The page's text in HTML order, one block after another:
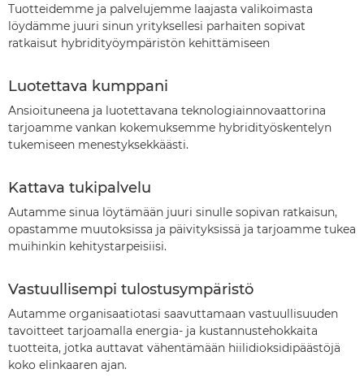
Tuotteidemme ja palvelujemme laajasta valikoimasta
löydämme juuri sinun yrityksellesi parhaiten sopivat
ratkaisut hybridityöympäristön kehittämiseen
Luotettava kumppani
Ansioituneena ja luotettavana teknologiainnovaattorina
tarjoamme vankan kokemuksemme hybridityöskentelyn
tukemiseen menestyksekkäästi.
Kattava tukipalvelu
Autamme sinua löytämään juuri sinulle sopivan ratkaisun,
opastamme muutoksissa ja päivityksissä ja tarjoamme tukea
muihinkin kehitystarpeisiisi.
Vastuullisempi tulostusympäristö
Autamme organisaatiotasi saavuttamaan vastuullisuuden
tavoitteet tarjoamalla energia- ja kustannustehokkaita
tuotteita, jotka auttavat vähentämään hiilidioksidipäästöjä
koko elinkaaren ajan.